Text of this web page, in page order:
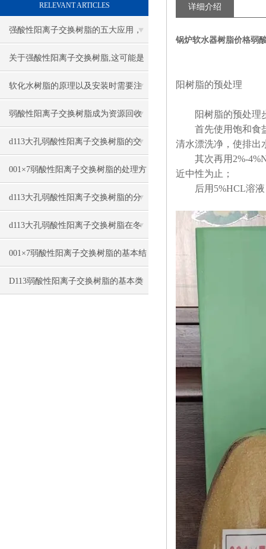
RELEVANT ARTICLES
强酸性阳离子交换树脂的五大应用，
你知道吗？
关于强酸性阳离子交换树脂,这可能是
一篇刷新你认知的文章
软化水树脂的原理以及安装时需要注
意什么？
弱酸性阳离子交换树脂成为资源回收
与高纯制备的绿色技术核心
d113大孔弱酸性阳离子交换树脂的交
换容量与耐用性
001×7弱酸性阳离子交换树脂的处理方
法与清理
d113大孔弱酸性阳离子交换树脂的分
类与树脂类型
d113大孔弱酸性阳离子交换树脂在冬
季该怎么保存？
001×7弱酸性阳离子交换树脂的基本结
构与预处理
D113弱酸性阳离子交换树脂的基本类
详细介绍
锅炉软水器树脂价格弱
阳树脂的预处理
阳树脂的预处理
首先使用饱和食盐
清水漂洗净，使排出
其次再用2%-
近中性为止；
后用5%HCL溶液